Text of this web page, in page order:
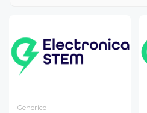
Generico